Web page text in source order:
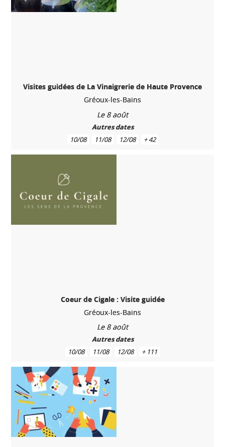
Visites guidées de La Vinaigrerie de Haute Provence
Gréoux-les-Bains
Le 8 août
Autres dates
10/08
11/08 12/08 + 42
Coeur de Cigale : Visite guidée
Gréoux-les-Bains
Le 8 août
Autres dates
10/08
11/08 12/08 + 111